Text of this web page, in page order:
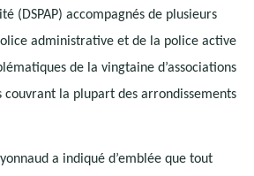
(DSPAP) accompagnés de plusieurs
administrative et de la police active
de la vingtaine d’associations
couvrant la plupart des arrondissements
a indiqué d’emblée que tout